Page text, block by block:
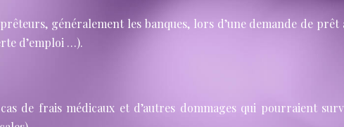
généralement les banques, lors d’une demande de
d’emploi …).
de frais médicaux et d’autres dommages qui pourraient